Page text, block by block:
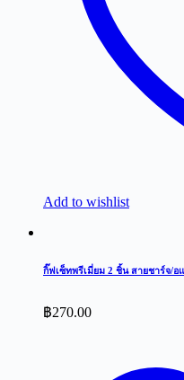
Add to wishlist
กิ๊ฟเซ็ทพรีเมี่ยม 2 ชิ้น สายชาร์จ/อ
฿270.00